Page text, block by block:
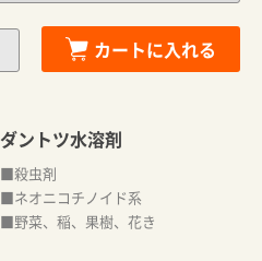
カートに入れる
ダントツ水溶剤
■殺虫剤
■ネオニコチノイド系
■野菜、稲、果樹、花き